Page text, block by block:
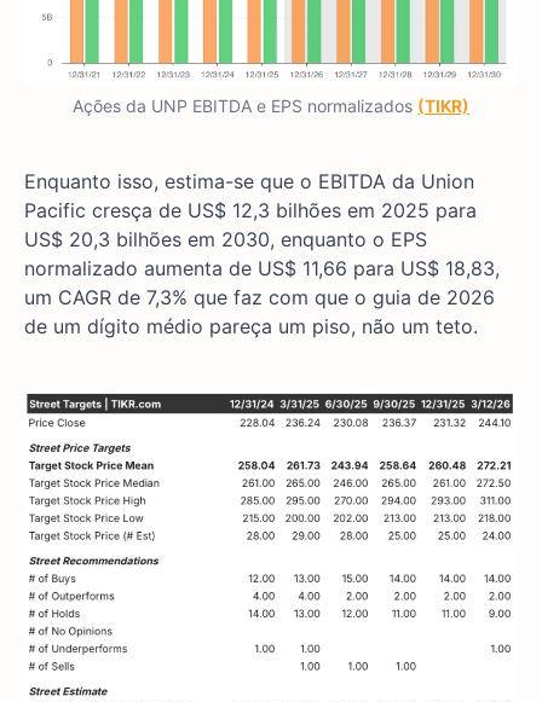
Ações da UNP EBITDA e EPS normalizados (TIKR)
Enquanto isso, estima-se que o EBITDA da Union
Pacific cresça de US$ 12,3 bilhões em 2025 para
US$ 20,3 bilhões em 2030, enquanto o EPS
normalizado aumenta de US$ 11,66 para US$ 18,83,
um CAGR de 7,3% que faz com que o guia de 2026
de um dígito médio pareça um piso, não um teto.